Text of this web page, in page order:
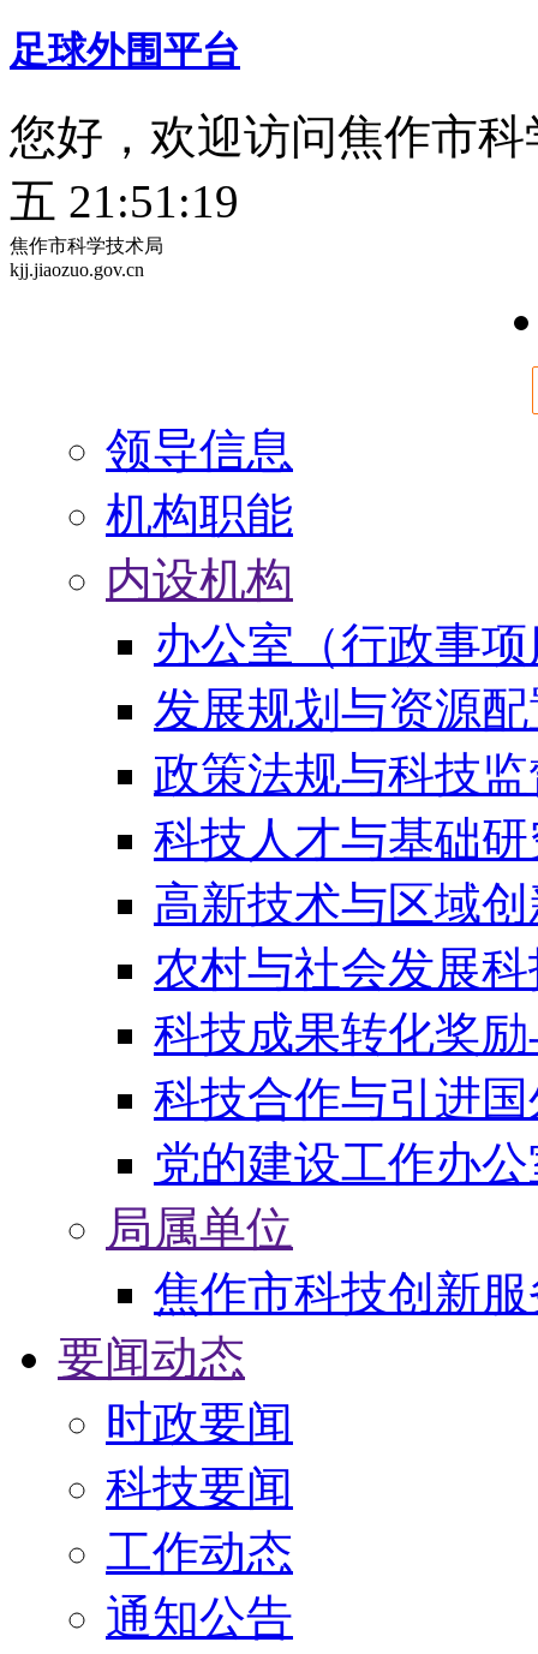
足球外围平台
您好，欢迎访问焦作市
五 21:51:20
焦作市科学技术局
kjj.jiaozuo.gov.cn
领导信息
机构职能
内设机构
办公室（行政事
发展规划与资源
政策法规与科技
科技人才与基础
高新技术与区域
农村与社会发展
科技成果转化奖
科技合作与引进
党的建设工作办
局属单位
焦作市科技创新
要闻动态
时政要闻
科技要闻
工作动态
通知公告